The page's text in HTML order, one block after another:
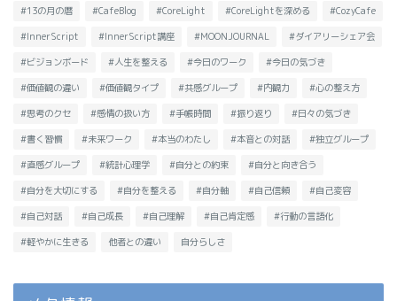
#13の月の暦 #CafeBlog #CoreLight #CoreLightを深める #CozyCafe
#InnerScript #InnerScript講座 #MOONJOURNAL #ダイアリーシェア会
#ビジョンボード #人生を整える #今日のワーク #今日の気づき
#価値観の違い #価値観タイプ #共感グループ #内観力 #心の整え方
#思考のクセ #感情の扱い方 #手帳時間 #振り返り #日々の気づき
#書く習慣 #未来ワーク #本当のわたし #本音との対話 #独立グループ
#直感グループ #統計心理学 #自分との約束 #自分と向き合う
#自分を大切にする #自分を整える #自分軸 #自己信頼 #自己変容
#自己対話 #自己成長 #自己理解 #自己肯定感 #行動の言語化
#軽やかに生きる 他者との違い 自分らしさ